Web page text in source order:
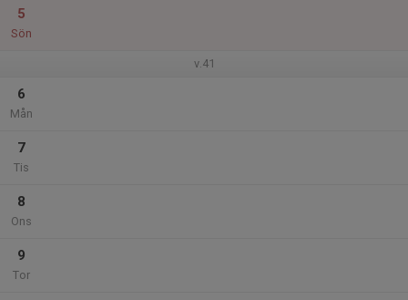
5
Sön
v.41
6
Mån
7
Tis
8
Ons
9
Tor